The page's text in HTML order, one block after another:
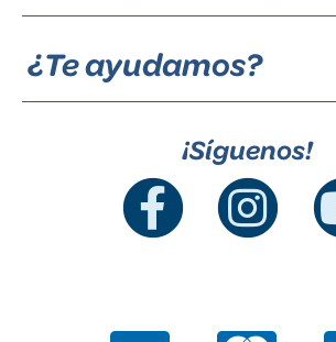
¿Te ayudamos?
¡Síguenos!